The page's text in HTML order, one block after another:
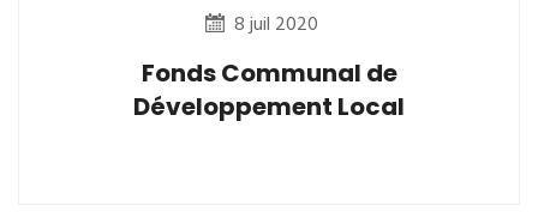
8 juil 2020
Fonds Communal de
Développement Local